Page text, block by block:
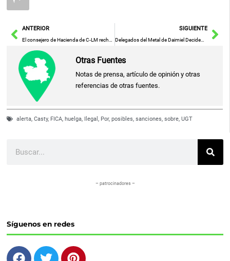
AntANTERIOR
El consejero de Hacienda de C-LM rechaza la propuesta de Juanma Moreno sobre un frente común contra el «cupo catalán»
SIGUIENTE
Delegados del Metal de Daimiel Deciden Mantenerse Firmes en sus Reivindicaciones
Otras Fuentes
Notas de prensa, artículo de opinión y otras
referencias de otras fuentes.
alerta,Casty, FICA,huelga, Ilegal, Por,posibles,sanciones,sobre,UGT
– patrocinadores –
Síguenos en redes
F
T
P